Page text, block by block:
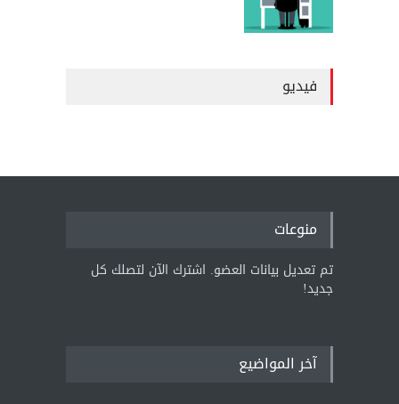
فيديو
منوعات
تم تعديل بيانات العضو. اشترك الآن لتصلك كل
جديد!
آخر المواضيع